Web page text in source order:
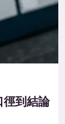
徑到結論